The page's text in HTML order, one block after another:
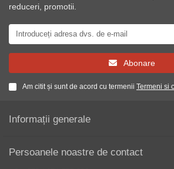
reduceri, promotii.
Abonare
Am citit și sunt de acord cu termenii Termeni si
Informații generale
Persoanele noastre de contact